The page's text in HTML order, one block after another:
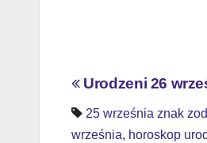
Nawigacja
wpisu
Urodzeni 26
25 września znak
września, horoskop